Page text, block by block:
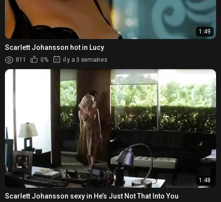
1:49
Scarlett Johansson hot in Lucy
811 0% il y a 3 semaines
1:48
Scarlett Johansson sexy in He’s Just Not That Into You